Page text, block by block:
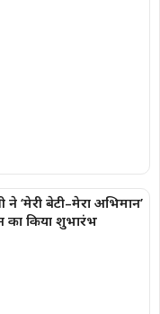
ने ‘मेरी बेटी–मेरा अभिमान’
का किया शुभारंभ